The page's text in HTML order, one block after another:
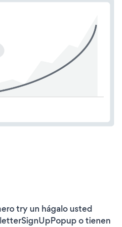
try un hágalo usted
o tienen